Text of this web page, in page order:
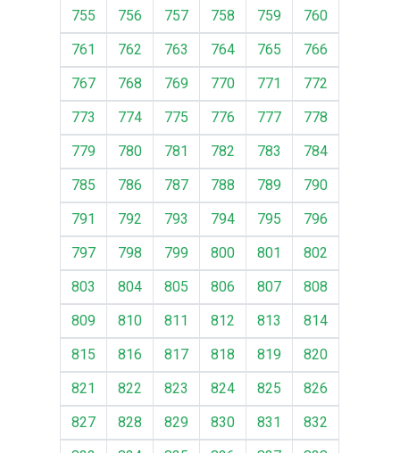
755
756 757 758 759
760
761
762 763 764 765
766
767
768 769 770 771
772
773
774 775 776 777
778
779
780 781 782 783
784
785
786 787 788 789
790
791
792 793 794 795
796
797
798 799 800 801
802
803
804 805 806 807
808
809
810 811 812 813
814
815
816 817 818 819
820
821
822 823 824 825
826
827
828 829 830 831
832